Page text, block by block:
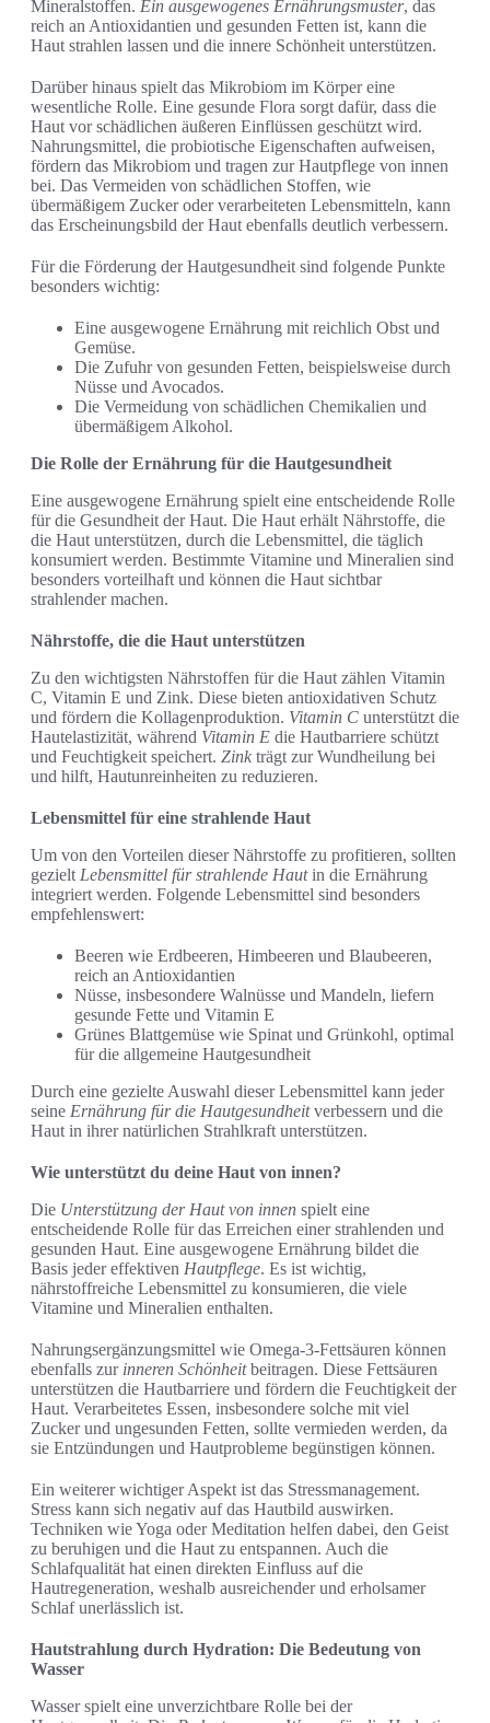
Mineralstoffen. Ein ausgewogenes Ernährungsmuster, das
reich an Antioxidantien und gesunden Fetten ist, kann die
Haut strahlen lassen und die innere Schönheit unterstützen.
Darüber hinaus spielt das Mikrobiom im Körper eine
wesentliche Rolle. Eine gesunde Flora sorgt dafür, dass die
Haut vor schädlichen äußeren Einflüssen geschützt wird.
Nahrungsmittel, die probiotische Eigenschaften aufweisen,
fördern das Mikrobiom und tragen zur Hautpflege von innen
bei. Das Vermeiden von schädlichen Stoffen, wie
übermäßigem Zucker oder verarbeiteten Lebensmitteln, kann
das Erscheinungsbild der Haut ebenfalls deutlich verbessern.
Für die Förderung der Hautgesundheit sind folgende Punkte
besonders wichtig:
Eine ausgewogene Ernährung mit reichlich Obst und
Gemüse.
Die Zufuhr von gesunden Fetten, beispielsweise durch
Nüsse und Avocados.
Die Vermeidung von schädlichen Chemikalien und
übermäßigem Alkohol.
Die Rolle der Ernährung für die Hautgesundheit
Eine ausgewogene Ernährung spielt eine entscheidende Rolle
für die Gesundheit der Haut. Die Haut erhält Nährstoffe, die
die Haut unterstützen, durch die Lebensmittel, die täglich
konsumiert werden. Bestimmte Vitamine und Mineralien sind
besonders vorteilhaft und können die Haut sichtbar
strahlender machen.
Nährstoffe, die die Haut unterstützen
Zu den wichtigsten Nährstoffen für die Haut zählen Vitamin
C, Vitamin E und Zink. Diese bieten antioxidativen Schutz
und fördern die Kollagenproduktion. Vitamin C unterstützt die
Hautelastizität, während Vitamin E die Hautbarriere schützt
und Feuchtigkeit speichert. Zink trägt zur Wundheilung bei
und hilft, Hautunreinheiten zu reduzieren.
Lebensmittel für eine strahlende Haut
Um von den Vorteilen dieser Nährstoffe zu profitieren, sollten
gezielt Lebensmittel für strahlende Hautin die Ernährung
integriert werden. Folgende Lebensmittel sind besonders
empfehlenswert:
Beeren wie Erdbeeren, Himbeeren und Blaubeeren,
reich an Antioxidantien
Nüsse, insbesondere Walnüsse und Mandeln, liefern
gesunde Fette und Vitamin E
Grünes Blattgemüse wie Spinat und Grünkohl, optimal
für die allgemeine Hautgesundheit
Durch eine gezielte Auswahl dieser Lebensmittel kann jeder
seine Ernährung für die Hautgesundheitverbessern und die
Haut in ihrer natürlichen Strahlkraft unterstützen.
Wie unterstützt du deine Haut von innen?
Die Unterstützung der Haut von innen spielt eine
entscheidende Rolle für das Erreichen einer strahlenden und
gesunden Haut. Eine ausgewogene Ernährung bildet die
Basis jeder effektiven Hautpflege. Es ist wichtig,
nährstoffreiche Lebensmittel zu konsumieren, die viele
Vitamine und Mineralien enthalten.
Nahrungsergänzungsmittel wie Omega-3-Fettsäuren können
ebenfalls zur inneren Schönheitbeitragen. Diese Fettsäuren
unterstützen die Hautbarriere und fördern die Feuchtigkeit der
Haut. Verarbeitetes Essen, insbesondere solche mit viel
Zucker und ungesunden Fetten, sollte vermieden werden, da
sie Entzündungen und Hautprobleme begünstigen können.
Ein weiterer wichtiger Aspekt ist das Stressmanagement.
Stress kann sich negativ auf das Hautbild auswirken.
Techniken wie Yoga oder Meditation helfen dabei, den Geist
zu beruhigen und die Haut zu entspannen. Auch die
Schlafqualität hat einen direkten Einfluss auf die
Hautregeneration, weshalb ausreichender und erholsamer
Schlaf unerlässlich ist.
Hautstrahlung durch Hydration: Die Bedeutung von
Wasser
Wasser spielt eine unverzichtbare Rolle bei der